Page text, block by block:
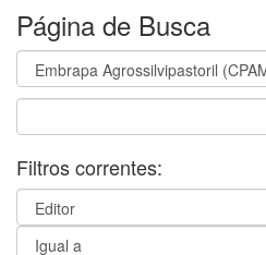
Página de Busca
Filtros correntes: